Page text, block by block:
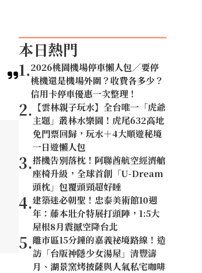
本日熱門
1.2026桃園機場停車懶人包／要停
桃機還是機場外圍？收費各多少？
信用卡停車優惠一次整理！
2. 【雲林親子玩水】全台唯一「虎爺
主題」叢林水樂園！虎尾632高地
免門票回歸，玩水＋4大順遊秘境
一日遊懶人包
3.搭機告別落枕！阿聯酋航空經濟艙
座椅升級，全球首創「U-Dream
頭枕」包覆頭頸超好睡
4.建築迷必朝聖！忠泰美術館10週
年：藤本壯介特展打頭陣，1:5大
屋根8月震撼空降台北
5.離市區15分鐘的嘉義祕境路線！造
訪「台版神隱少女湯屋」清豐濤
月、湖景窯烤披薩與人氣私宅咖啡